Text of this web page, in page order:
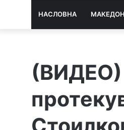
НАСЛОВНА
(ВИДЕО)